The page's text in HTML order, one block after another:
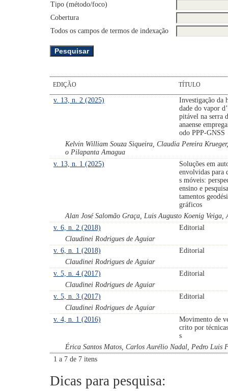
Tipo (método/foco)
Cobertura
Todos os campos de termos de indexação
EDIÇÃO TÍTULO
v. 13, n. 2 (2025)
Investigação da
dade do vapor
pitável na serra
anaense
odo PPP-GNSS
Kelvin William Souza Siqueira, Claudia Pereira
o Pilapanta Amagua
v. 13, n. 1 (2025)
Soluções em
envolvidas para
s móveis:
ensino e
tamentos
gráficos
Alan José Salomão Graça, Luis Augusto Koenig Veiga,
v. 6, n. 2 (2018)
Editorial
Claudinei Rodrigues de Aguiar
v. 6, n. 1 (2018)
Editorial
Claudinei Rodrigues de Aguiar
v. 5, n. 4 (2017)
Editorial
Claudinei Rodrigues de Aguiar
v. 5, n. 3 (2017)
Editorial
Claudinei Rodrigues de Aguiar
v. 4, n. 1 (2016)
Movimento de
crito por
s
Érica Santos Matos, Carlos Aurélio Nadal, Pedro Luis
1 a 7 de 7 itens
Dicas para pesquisa: